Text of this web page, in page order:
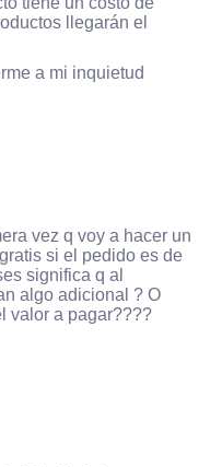
llegarán el
a mi inquietud
vez q voy a hacer un
si el pedido es de
significa q al
algo adicional ? O
valor a pagar????